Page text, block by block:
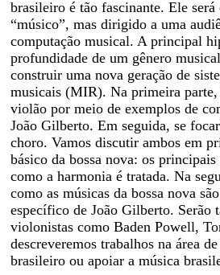
brasileiro é tão fascinante. Ele
“músico”, mas dirigido a uma
computação musical. A principal
profundidade de um gênero
construir uma nova geração de
musicais (MIR). Na primeira
violão por meio de exemplos de
João Gilberto. Em seguida, se
choro. Vamos discutir ambos em
básico da bossa nova: os
como a harmonia é tratada. Na
como as músicas da bossa nova
específico de João Gilberto. Serão
violonistas como Baden Powell,
descreveremos trabalhos na área
brasileiro ou apoiar a música